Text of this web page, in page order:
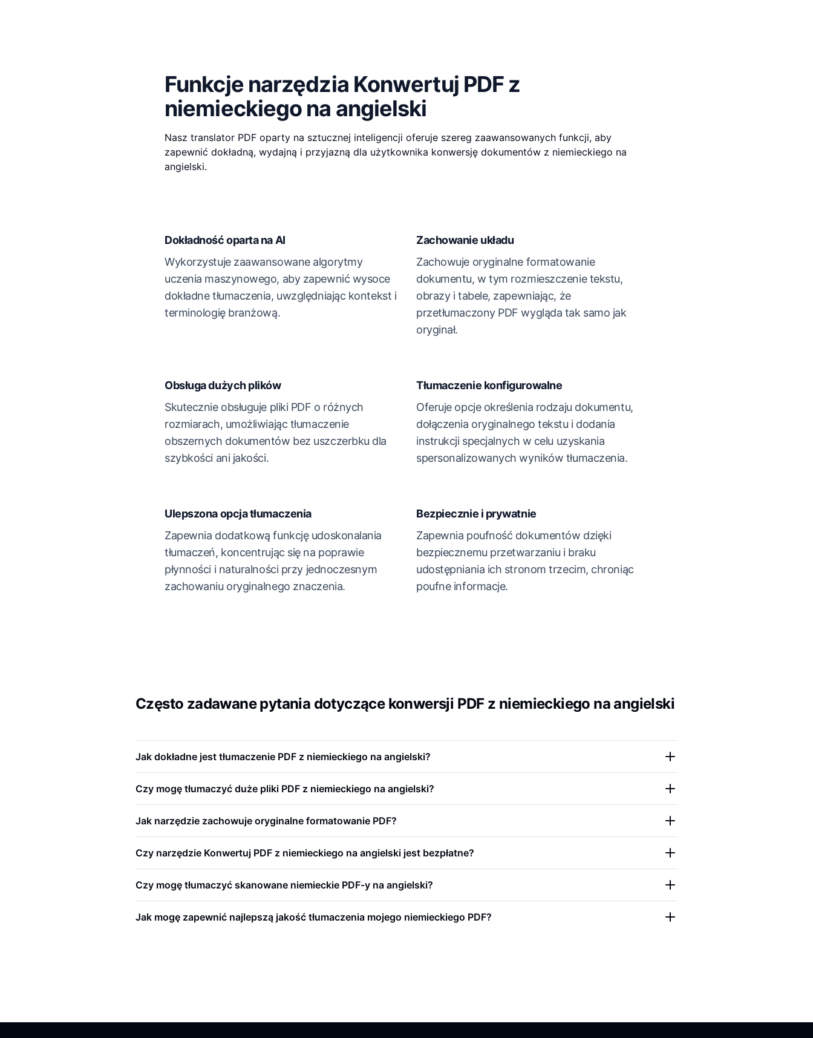
Funkcje narzędzia Konwertuj PDF z
niemieckiego na angielski
Nasz translator PDF oparty na sztucznej inteligencji oferuje szereg zaawansowanych funkcji, aby
zapewnić dokładną, wydajną i przyjazną dla użytkownika konwersję dokumentów z niemieckiego na
angielski.
Dokładność oparta na AI
Wykorzystuje zaawansowane algorytmy
uczenia maszynowego, aby zapewnić wysoce
dokładne tłumaczenia, uwzględniając kontekst i
terminologię branżową.
Zachowanie układu
Zachowuje oryginalne formatowanie
dokumentu, w tym rozmieszczenie tekstu,
obrazy i tabele, zapewniając, że
przetłumaczony PDF wygląda tak samo jak
oryginał.
Obsługa dużych plików
Skutecznie obsługuje pliki PDF o różnych
rozmiarach, umożliwiając tłumaczenie
obszernych dokumentów bez uszczerbku dla
szybkości ani jakości.
Tłumaczenie konfigurowalne
Oferuje opcje określenia rodzaju dokumentu,
dołączenia oryginalnego tekstu i dodania
instrukcji specjalnych w celu uzyskania
spersonalizowanych wyników tłumaczenia.
Ulepszona opcja tłumaczenia
Zapewnia dodatkową funkcję udoskonalania
tłumaczeń, koncentrując się na poprawie
płynności i naturalności przy jednoczesnym
zachowaniu oryginalnego znaczenia.
Bezpiecznie i prywatnie
Zapewnia poufność dokumentów dzięki
bezpiecznemu przetwarzaniu i braku
udostępniania ich stronom trzecim, chroniąc
poufne informacje.
Często zadawane pytania dotyczące konwersji PDF z niemieckiego na angielski
Jak dokładne jest tłumaczenie PDF z niemieckiego na angielski?
Czy mogę tłumaczyć duże pliki PDF z niemieckiego na angielski?
Jak narzędzie zachowuje oryginalne formatowanie PDF?
Czy narzędzie Konwertuj PDF z niemieckiego na angielski jest bezpłatne?
Czy mogę tłumaczyć skanowane niemieckie PDF-y na angielski?
Jak mogę zapewnić najlepszą jakość tłumaczenia mojego niemieckiego PDF?